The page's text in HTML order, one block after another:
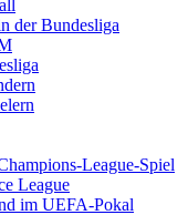
der Bundesliga
League-Spiel
League
im UEFA-Pokal